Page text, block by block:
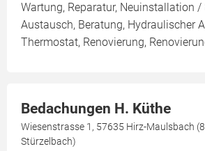
Wartung, Reparatur, Neuinstallation /
Austausch, Beratung, Hydraulischer
Thermostat, Renovierung,
Bedachungen H. Küthe
Wiesenstrasse 1, 57635 Hirz-Maulsbach
Stürzelbach)